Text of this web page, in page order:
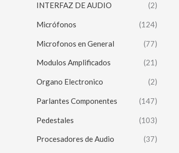
INTERFAZ DE AUDIO (2)
Micrófonos (124)
Microfonos en General (77)
Modulos Amplificados (21)
Organo Electronico (2)
Parlantes Componentes (147)
Pedestales (103)
Procesadores de Audio (37)